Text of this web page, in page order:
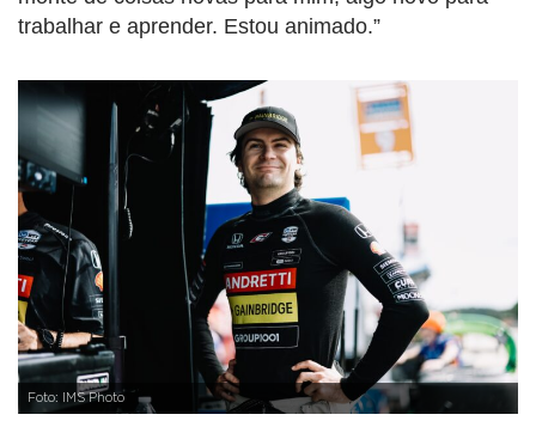
trabalhar e aprender. Estou animado.”
Foto: IMS Photo